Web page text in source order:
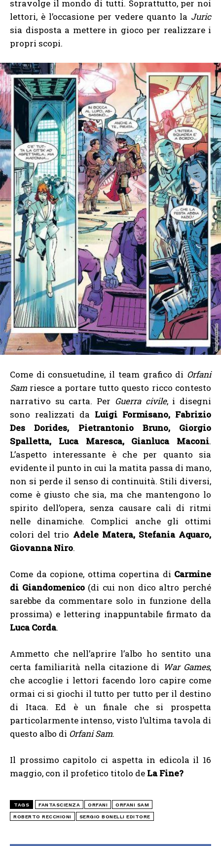
stravolge il mondo di tutti. Soprattutto, per noi
lettori, è l’occasione per vedere quanto la Juric
sia disposta a mettere in gioco per realizzare i
propri scopi.
Come di consuetudine, il team grafico di Orfani
Sam riesce a portare tutto questo ricco contesto
narrativo su carta. Per Guerra civile, i disegni
sono realizzati da Luigi Formisano, Fabrizio
Des Dorides, Pietrantonio Bruno, Giorgio
Spalletta, Luca Maresca, Gianluca Maconi.
L’aspetto interessante è che per quanto sia
evidente il punto in cui la matita passa di mano,
non si perde il senso di continuità. Stili diversi,
come è giusto che sia, ma che mantengono lo
spirito dell’opera, senza causare cali di ritmi
nelle dinamiche. Complici anche gli ottimi
colori del trio Adele Matera, Stefania Aquaro,
Giovanna Niro.
Come da copione, ottima copertina di Carmine
di Giandomenico(di cui non dico altro perché
sarebbe da commentare solo in funzione della
prossima) e lettering inappuntabile firmato da
Luca Corda.
Ammetto che nell’aprire l’albo ho sentito una
certa familiarità nella citazione di War Games,
che accoglie i lettori facendo loro capire come
ormai ci si giochi il tutto per tutto per il destino
di Itaca. Ed è un finale che si prospetta
particolarmente intenso, visto l’ultima tavola di
questo albo di Orfani Sam.
Il prossimo capitolo ci aspetta in edicola il 16
maggio, con il profetico titolo de La Fine?
TAGS FANTASCIENZA ORFANI ORFANI SAM
ROBERTO RECCHIONI SERGIO BONELLI EDITORE